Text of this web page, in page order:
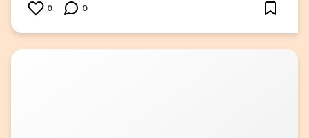
0 0